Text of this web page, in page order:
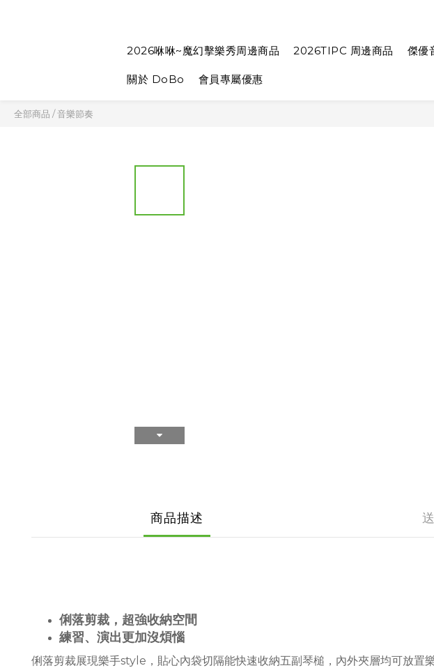
2026咻咻~魔幻擊樂秀周邊商品 2026TIPC 周邊商品 傑優
關於 DoBo 會員專屬優惠
全部商品 /音樂節奏
商品描述
俐落剪裁，超強收納空間
練習、演出更加沒煩惱
俐落剪裁展現樂手style，貼心內袋切隔能快速收納五副琴槌，內外夾層均可放置